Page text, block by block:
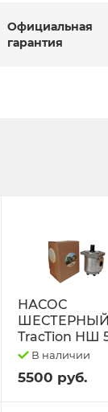
Официальная
гарантия
НАСОС
ШЕСТЕРНЫЙ
TracTion НШ
В наличии
5500 руб.